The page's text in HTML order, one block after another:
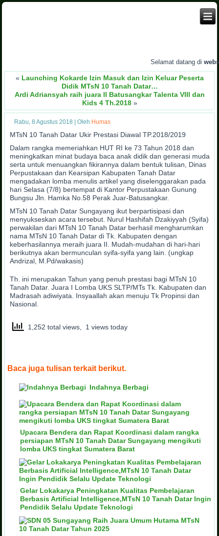
Selamat datang di website
« Launching Kokarde Izin Masuk dan Izin Keluar Peserta
Didik MTsN 10 Tanah Datar…
Ardi Adriansyah raih juara II Batusangkar Talenta VIII dan
Kids 4 Th.2018»
Rabu, 8 Agustus 2018 |Oleh Humas
MTsN 10 Tanah Datar Ukir Prestasi Diawal TP.2018/2019
Dalam rangka memeriahkan HUT RI ke 73 Tahun 2018 dan
meningkatkan minat budaya baca anak didik dan generasi muda
serta untuk menuangkan fikirannya dalam bentuk tulisan, Dinas
Perpustakaan dan Kearsipan Kabupaten Tanah Datar
mengadakan lomba menulis artikel yang diselenggarakan pada
hari Selasa (7/8) bertempat di Kantor Perpustakaan Gunung
Bungsu Jln. Hamka No.58 Perak Juar-Batusangkar.
MTsN 10 Tanah Datar Sungayang ikut berpartisipasi dan
menyukseskan acara tersebut. Nurul Hashifah Dzakiyyah (Syifa)
perwakilan dari MTsN 10 Tanah Datar berhasil mengharumkan
nama MTsN 10 Tanah Datar di Tk. Kabupaten dengan
keberhasilannya meraih juara II. Mudah-mudahan di hari-hari
berikutnya akan bermunculan syifa-syifa yang lain. (ungkap
Andrizal, M.Pd/wakasis)
Th. ini merupakan Tahun yang penuh prestasi bagi MTsN 10
Tanah Datar. Juara I Lomba UKS SLTP/MTs Tk. Kabupaten dan
Madrasah adiwiyata. Insyaallah akan menuju Tk Propinsi dan
Nasional.
1,252 total views, 1 views today
Baca juga tulisan terkait berikut.
Indahnya Berbagi
Upacara Bendera dan Rapat Koordinasi dalam rangka
persiapan MTsN 10 Tanah Datar Sungayang mengikuti
lomba UKS tingkat Sumatera Barat
Gelar Lokakarya Peningkatan Kualitas Pembelajaran
Berbasis Artificial Intelligence,MTsN 10 Tanah Datar Ingin
Pendidik Selalu Update Teknologi